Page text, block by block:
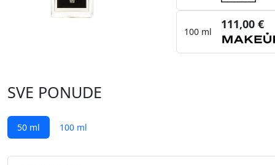
100 ml
111,00 €
SVE PONUDE
50 ml 100 ml